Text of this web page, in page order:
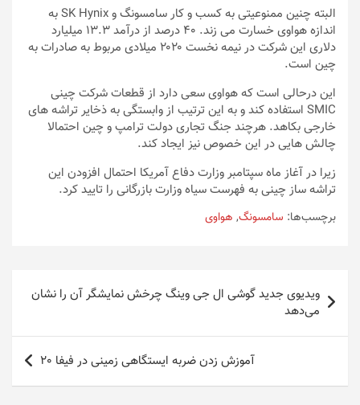
البته چنین ممنوعیتی به کسب و کار سامسونگ و SK Hynix به
اندازه هواوی خسارت می زند. ۴۰ درصد از درآمد ۱۳.۳ میلیارد
دلاری این شرکت در نیمه نخست ۲۰۲۰ میلادی مربوط به صادرات به
چین است.
این درحالی است که هواوی سعی دارد از قطعات شرکت چینی
SMIC استفاده کند و به این ترتیب از وابستگی به ذخایر تراشه های
خارجی بکاهد. هرچند جنگ تجاری دولت ترامپ و چین احتمالا
چالش هایی در این خصوص نیز ایجاد کند.
زیرا در آغاز ماه سپتامبر وزارت دفاع آمریکا احتمال افزودن این
تراشه ساز چینی به فهرست سیاه وزارت بازرگانی را تایید کرد.
برچسب‌ها: سامسونگ, هواوی
نوشتهویدیوی جدید گوشی ال جی وینگ چرخش نمایشگر آن را نشان
می‌دهد
آموزش زدن ضربه ایستگاهی زمینی در فیفا 20